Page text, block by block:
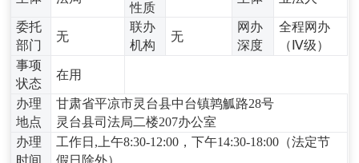
性质
委托
部门
无
联办
机构
无
网办
深度
全程网办
（Ⅳ级）
事项
状态
在用
办理
地点
甘肃省平凉市灵台县中台镇鹑觚路28号
灵台县司法局二楼207办公室
办理
时间
工作日,上午8:30-12:00，下午14:30-18:00（法定节
假日除外）